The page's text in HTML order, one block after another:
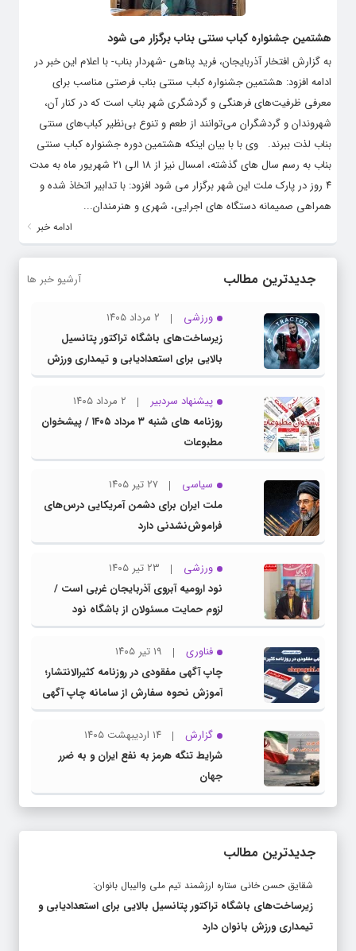
هشتمین جشنواره کباب سنتی بناب برگزار می شود
به گزارش افتخار آذربایجان، فرید پناهی -شهردار بناب- با اعلام این خبر در
ادامه افزود: هشتمین جشنواره کباب سنتی بناب فرصتی مناسب برای
معرفی ظرفیت‌های فرهنگی و گردشگری شهر بناب است که در کنار آن،
شهروندان و گردشگران می‌توانند از طعم و تنوع بی‌نظیر کباب‌های سنتی
بناب لذت ببرند. وی با با بیان اینکه هشتمین دوره جشنواره کباب سنتی
بناب به رسم سال های گذشته، امسال نیز از ۱۸ الی ۲۱ شهریور ماه به مدت
۴ روز در پارک ملت این شهر برگزار می شود افزود: با تدابیر اتخاذ شده و
همراهی صمیمانه دستگاه های اجرایی، شهری و هنرمندان...
ادامه خبر
جدیدترین مطالب آرشیو خبر ها
ورزشی
۲ مرداد ۱۴۰۵
زیرساخت‌های باشگاه تراکتور پتانسیل
بالایی برای استعدادیابی و تیمداری ورزش
بانوان دارد
پیشنهاد سردبیر
۲ مرداد ۱۴۰۵
روزنامه های شنبه ۳ مرداد ۱۴۰۵ / پیشخوان
مطبوعات
سیاسی
۲۷ تیر ۱۴۰۵
ملت ایران برای دشمن آمریکایی درس‌های
فراموش‌نشدنی دارد
ورزشی
۲۳ تیر ۱۴۰۵
نود ارومیه آبروی آذربایجان غربی است /
لزوم حمایت مسئولان از باشگاه نود
فناوری
۱۹ تیر ۱۴۰۵
چاپ آگهی مفقودی در روزنامه کثیرالانتشار؛
آموزش نحوه سفارش از سامانه چاپ آگهی
دات کام
گزارش
۱۴ اردیبهشت ۱۴۰۵
شرایط تنگه هرمز به نفع ایران و به ضرر
جهان
جدیدترین مطالب
شقایق حسن خانی ستاره ارزشمند تیم ملی والیبال بانوان:
زیرساخت‌های باشگاه تراکتور پتانسیل بالایی برای استعدادیابی و
تیمداری ورزش بانوان دارد